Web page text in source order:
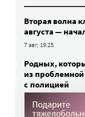
Вторая волна
августа —
7 авг, 19:25
Родных,
из
с полицией
7 авг, 17:06